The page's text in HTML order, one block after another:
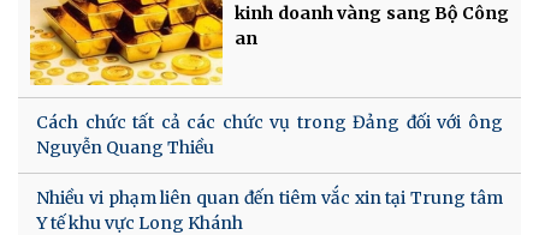
kinh doanh vàng sang Bộ Công
an
Cách chức tất cả các chức vụ trong Đảng đối với ông
Nguyễn Quang Thiều
Nhiều vi phạm liên quan đến tiêm vắc xin tại Trung tâm
Y tế khu vực Long Khánh